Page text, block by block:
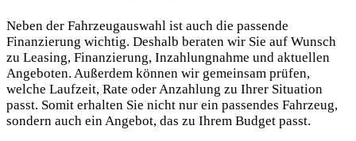
Neben der Fahrzeugauswahl ist auch die passende
Finanzierung wichtig. Deshalb beraten wir Sie auf Wunsch
zu Leasing, Finanzierung, Inzahlungnahme und aktuellen
Angeboten. Außerdem können wir gemeinsam prüfen,
welche Laufzeit, Rate oder Anzahlung zu Ihrer Situation
passt. Somit erhalten Sie nicht nur ein passendes Fahrzeug,
sondern auch ein Angebot, das zu Ihrem Budget passt.